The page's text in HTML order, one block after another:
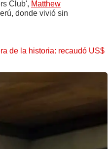
Club', Matthew
donde vivió sin
de la historia: recaudó US$